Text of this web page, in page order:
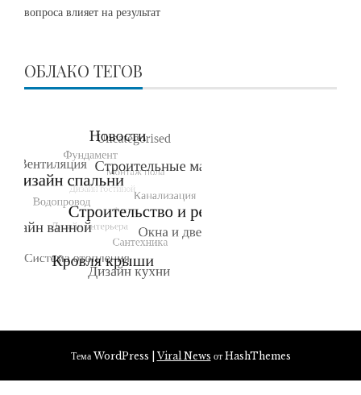
вопроса влияет на результат
ОБЛАКО ТЕГОВ
Тема WordPress |Viral News от HashThemes